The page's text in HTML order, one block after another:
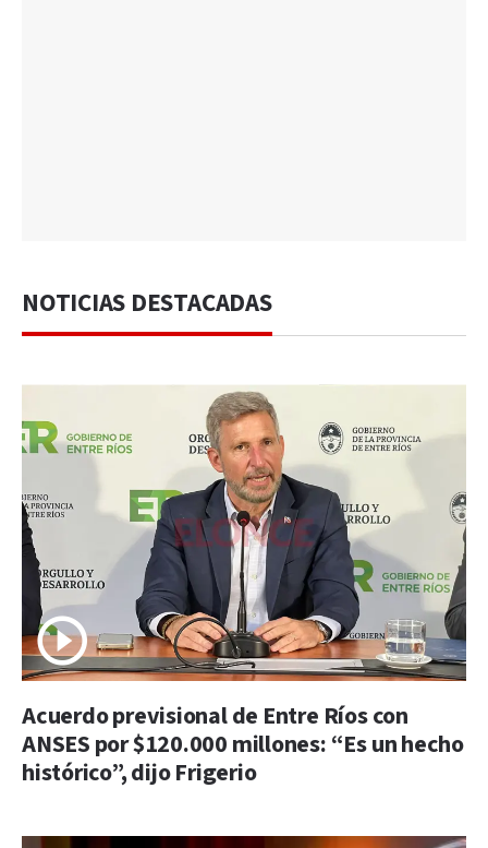
NOTICIAS DESTACADAS
Acuerdo previsional de Entre Ríos con
ANSES por $120.000 millones: “Es un hecho
histórico”, dijo Frigerio